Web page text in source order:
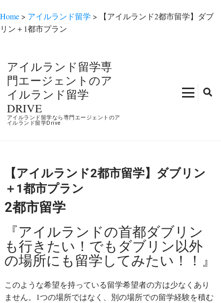
Home > アイルランド留学 >
【アイルランド2都市留学】ダブ
リン＋1都市プラン
へ
(Enter
を
す)
アイルランド留学専
門エージェントのア
イルランド留学
DRIVE
アイルランド留学なら専門エージェントのア
イルランド留学Drive
【アイルランド2都市留学】ダブリン
＋1都市プラン
2都市留学
『アイルランドの首都ダブリン
も行きたい！でもダブリン以外
の場所にも留学してみたい！！』
このような希望を持っている留学希望者の方は少なくあり
ません。1つの場所ではなく、別の場所での留学経験を積む